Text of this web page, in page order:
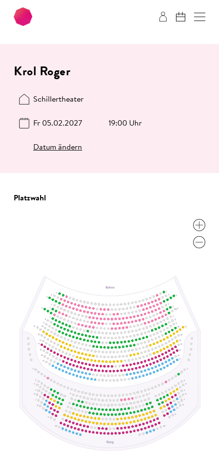
Zum Hauptinhalt springen Zum Footer springen
Krol Roger
Schillertheater
Fr 05.02.2027 19:00 Uhr
Datum ändern
Platzwahl